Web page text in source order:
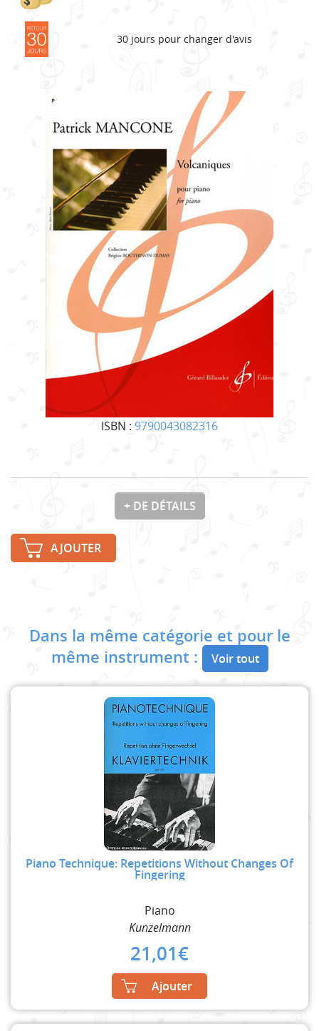
ISBN : 9790043082316
30 jours pour changer d'avis
+ DE DÉTAILS
AJOUTER
Dans la même catégorie et pour le
même instrument :
Voir tout
Piano Technique: Repetitions Without Changes Of
Fingering
Piano
Kunzelmann
21,01€
Ajouter